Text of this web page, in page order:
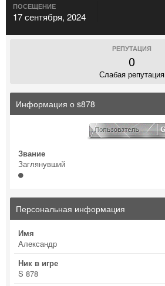
ПОСЕЩЕНИЕ
17 сентября, 2024
РЕПУТАЦИЯ
0
Слабая репутация
Информация о s878
Звание
Заглянувший
Персональная информация
Имя
Александр
Ник в игре
S 878